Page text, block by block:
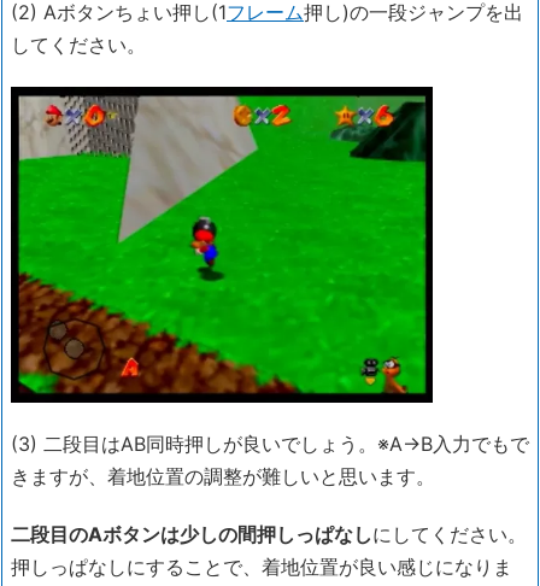
(2) Aボタンちょい押し(1フレーム押し)の一段ジャンプを出
してください。
(3) 二段目はAB同時押しが良いでしょう。※A→B入力でもで
きますが、着地位置の調整が難しいと思います。
二段目のAボタンは少しの間押しっぱなしにしてください。
押しっぱなしにすることで、着地位置が良い感じになりま